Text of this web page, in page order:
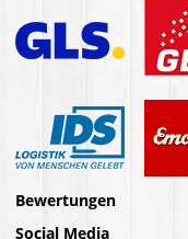
Bewertungen
Social Media